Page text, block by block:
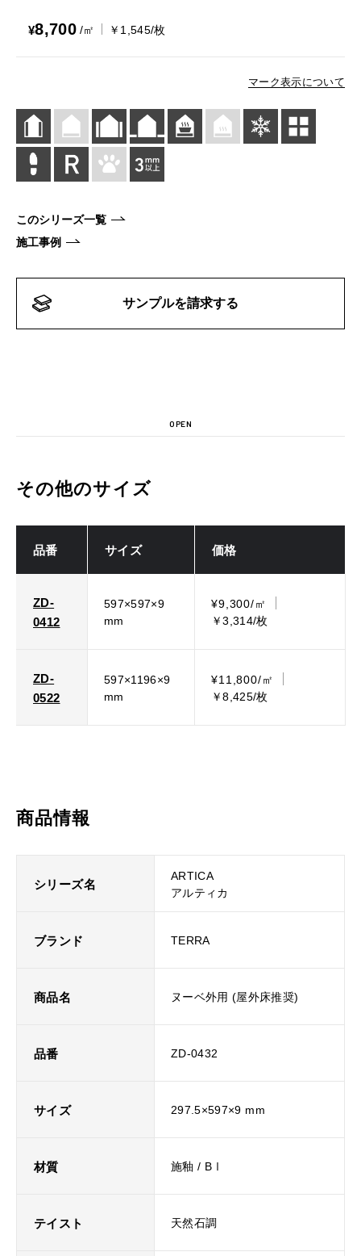
¥8,700 /㎡ ￥1,545/枚
マーク表示について
このシリーズ一覧
施工事例
サンプルを請求する
OPEN
その他のサイズ
品番 サイズ 価格
ZD-
0412
597×597×9
mm
¥9,300/㎡
￥3,314/枚
ZD-
0522
597×1196×9
mm
¥11,800/㎡
￥8,425/枚
商品情報
シリーズ名
ARTICA
アルティカ
ブランド TERRA
商品名 ヌーベ外用 (屋外床推奨)
品番 ZD-0432
サイズ 297.5×597×9 mm
材質 施釉 / BⅠ
テイスト 天然石調